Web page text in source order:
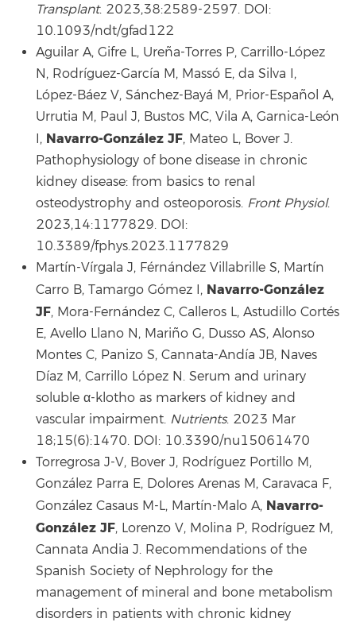
Transplant. 2023,38:2589-2597. DOI:
10.1093/ndt/gfad122
Aguilar A, Gifre L, Ureña-Torres P, Carrillo-López
N, Rodríguez-García M, Massó E, da Silva I,
López-Báez V, Sánchez-Bayá M, Prior-Español A,
Urrutia M, Paul J, Bustos MC, Vila A, Garnica-León
I, Navarro-González JF, Mateo L, Bover J.
Pathophysiology of bone disease in chronic
kidney disease: from basics to renal
osteodystrophy and osteoporosis. Front Physiol.
2023,14:1177829. DOI:
10.3389/fphys.2023.1177829
Martín-Vírgala J, Férnández Villabrille S, Martín
Carro B, Tamargo Gómez I, Navarro-González
JF, Mora-Fernández C, Calleros L, Astudillo Cortés
E, Avello Llano N, Mariño G, Dusso AS, Alonso
Montes C, Panizo S, Cannata-Andía JB, Naves
Díaz M, Carrillo López N. Serum and urinary
soluble α-klotho as markers of kidney and
vascular impairment. Nutrients. 2023 Mar
18;15(6):1470. DOI: 10.3390/nu15061470
Torregrosa J-V, Bover J, Rodríguez Portillo M,
González Parra E, Dolores Arenas M, Caravaca F,
González Casaus M-L, Martín-Malo A, Navarro-
González JF, Lorenzo V, Molina P, Rodríguez M,
Cannata Andia J. Recommendations of the
Spanish Society of Nephrology for the
management of mineral and bone metabolism
disorders in patients with chronic kidney